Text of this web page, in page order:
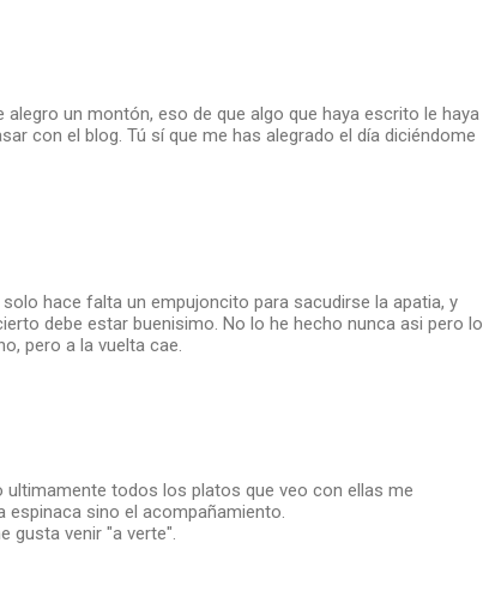
un montón, eso de que algo que haya escrito le haya
con el blog. Tú sí que me has alegrado el día diciéndome
hace falta un empujoncito para sacudirse la apatia, y
debe estar buenisimo. No lo he hecho nunca asi pero lo
pero a la vuelta cae.
todos los platos que veo con ellas me
espinaca sino el acompañamiento.
gusta venir "a verte".